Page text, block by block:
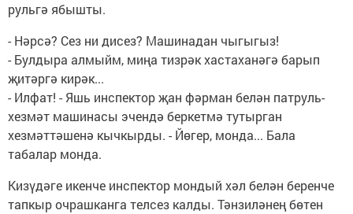
рульгә ябышты.
- Нәрсә? Сез ни дисез? Машинадан чыгыгыз!
- Булдыра алмыйм, миңа тизрәк хастаханәгә барып
җитәргә кирәк...
- Илфат! - Яшь инспектор җан фәрман белән патруль-
хезмәт машинасы эчендә беркетмә тутырган
хезмәттәшенә кычкырды. - Йөгер, монда... Бала
табалар монда.
Кизүдәге икенче инспектор мондый хәл белән беренче
тапкыр очрашканга телсез калды. Тәнзиләнең бөтен